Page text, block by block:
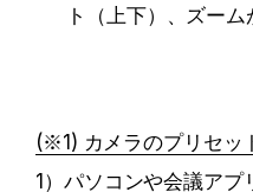
ト（上下）、ズーム
(※1) カメラのプリセッ
1）パソコンや会議アプ